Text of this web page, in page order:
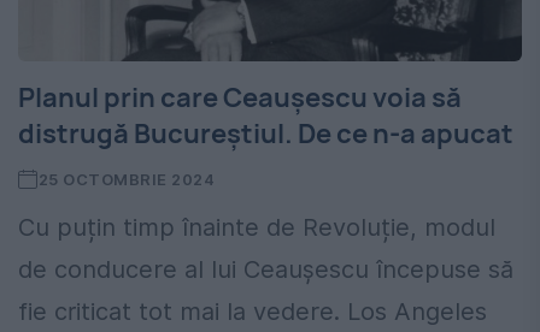
Planul prin care Ceaușescu voia să
distrugă Bucureștiul. De ce n-a apucat
25 OCTOMBRIE 2024
Cu puțin timp înainte de Revoluție, modul
de conducere al lui Ceaușescu începuse să
fie criticat tot mai la vedere. Los Angeles